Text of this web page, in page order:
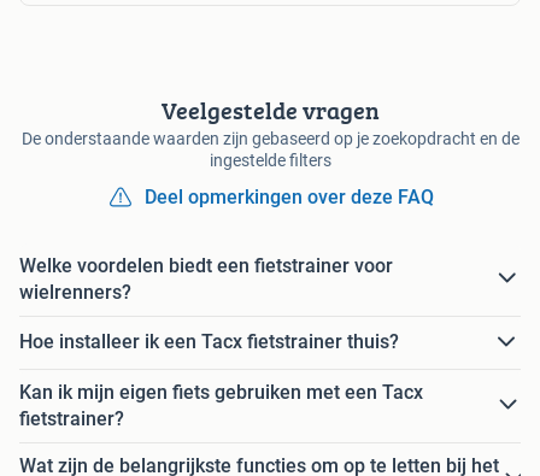
Veelgestelde vragen
De onderstaande waarden zijn gebaseerd op je zoekopdracht en de
ingestelde filters
Deel opmerkingen over deze FAQ
Welke voordelen biedt een fietstrainer voor
wielrenners?
Hoe installeer ik een Tacx fietstrainer thuis?
Kan ik mijn eigen fiets gebruiken met een Tacx
fietstrainer?
Wat zijn de belangrijkste functies om op te letten bij het